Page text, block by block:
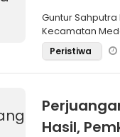
Aklamasi
Guntur
Kecamatan
Pemilihan
Peristiwa
Hasil,